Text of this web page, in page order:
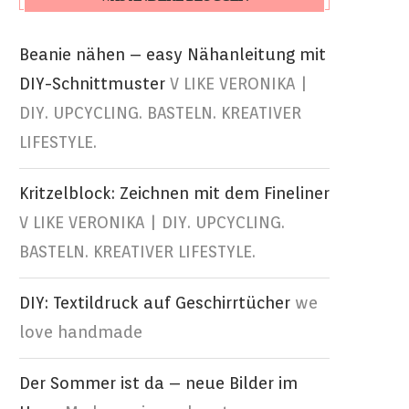
Beanie nähen – easy Nähanleitung mit
DIY-Schnittmuster V LIKE VERONIKA |
DIY. UPCYCLING. BASTELN. KREATIVER
LIFESTYLE.
Kritzelblock: Zeichnen mit dem Fineliner
V LIKE VERONIKA | DIY. UPCYCLING.
BASTELN. KREATIVER LIFESTYLE.
DIY: Textildruck auf Geschirrtücher we
love handmade
Der Sommer ist da – neue Bilder im